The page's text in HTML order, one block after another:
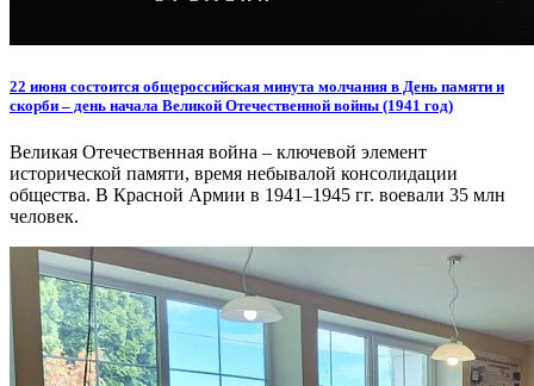
22 июня состоится общероссийская минута молчания в День памяти и
скорби – день начала Великой Отечественной войны (1941 год)
Великая Отечественная война – ключевой элемент
исторической памяти, время небывалой консолидации
общества. В Красной Армии в 1941–1945 гг. воевали 35 млн
человек.